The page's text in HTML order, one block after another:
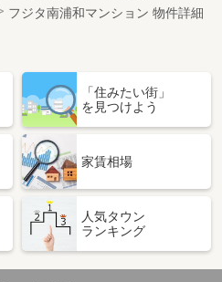
フジタ南浦和マンション 物件詳細
「住みたい街」
を見つけよう
家賃相場
人気タウン
ランキング